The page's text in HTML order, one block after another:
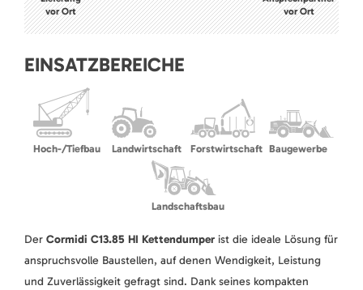
vor Ort
vor Ort
EINSATZBEREICHE
Hoch-/Tiefbau Landwirtschaft Forstwirtschaft Baugewerbe
Landschaftsbau
Der Cormidi C13.85 HI Kettendumper ist die ideale Lösung für
anspruchsvolle Baustellen, auf denen Wendigkeit, Leistung
und Zuverlässigkeit gefragt sind. Dank seines kompakten